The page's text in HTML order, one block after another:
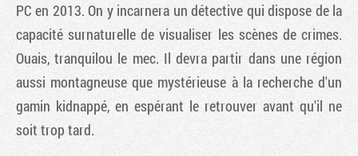
PC en 2013. On y incarnera un détective qui dispose de la
capacité surnaturelle de visualiser les scènes de crimes.
Ouais, tranquilou le mec. Il devra partir dans une région
aussi montagneuse que mystérieuse à la recherche d'un
gamin kidnappé, en espérant le retrouver avant qu'il ne
soit trop tard.